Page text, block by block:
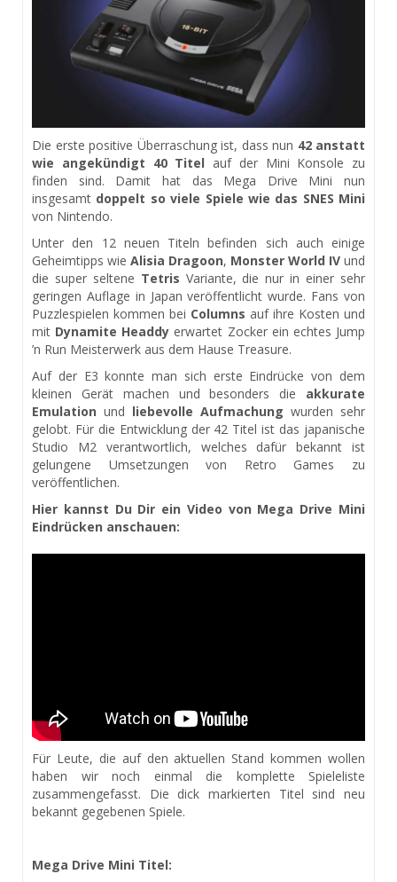
Die erste positive Überraschung ist, dass nun 42 anstatt
wie angekündigt 40 Titel auf der Mini Konsole zu
finden sind. Damit hat das Mega Drive Mini nun
insgesamt doppelt so viele Spiele wie das SNES Mini
von Nintendo.
Unter den 12 neuen Titeln befinden sich auch einige
Geheimtipps wie Alisia Dragoon, Monster World IV und
die super seltene Tetris Variante, die nur in einer sehr
geringen Auflage in Japan veröffentlicht wurde. Fans von
Puzzlespielen kommen bei Columns auf ihre Kosten und
mit Dynamite Headdy erwartet Zocker ein echtes Jump
’n Run Meisterwerk aus dem Hause Treasure.
Auf der E3 konnte man sich erste Eindrücke von dem
kleinen Gerät machen und besonders die akkurate
Emulation und liebevolle Aufmachung wurden sehr
gelobt. Für die Entwicklung der 42 Titel ist das japanische
Studio M2 verantwortlich, welches dafür bekannt ist
gelungene Umsetzungen von Retro Games zu
veröffentlichen.
Hier kannst Du Dir ein Video von Mega Drive Mini
Eindrücken anschauen:
Für Leute, die auf den aktuellen Stand kommen wollen
haben wir noch einmal die komplette Spieleliste
zusammengefasst. Die dick markierten Titel sind neu
bekannt gegebenen Spiele.
Mega Drive Mini Titel: